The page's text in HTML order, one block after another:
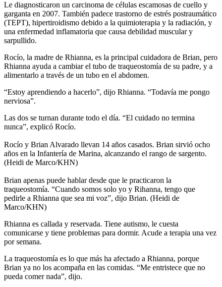
Le diagnosticaron un carcinoma de células escamosas de cuello y
garganta en 2007. También padece trastorno de estrés postraumático
(TEPT), hipertiroidismo debido a la quimioterapia y la radiación, y
una enfermedad inflamatoria que causa debilidad muscular y
sarpullido.
Rocío, la madre de Rhianna, es la principal cuidadora de Brian, pero
Rhianna ayuda a cambiar el tubo de traqueostomía de su padre, y a
alimentarlo a través de un tubo en el abdomen.
“Estoy aprendiendo a hacerlo”, dijo Rhianna. “Todavía me pongo
nerviosa”.
Las dos se turnan durante todo el día. “El cuidado no termina
nunca”, explicó Rocío.
Rocío y Brian Alvarado llevan 14 años casados. Brian sirvió ocho
años en la Infantería de Marina, alcanzando el rango de sargento.
(Heidi de Marco/KHN)
Brian apenas puede hablar desde que le practicaron la
traqueostomía. “Cuando somos solo yo y Rihanna, tengo que
pedirle a Rhianna que sea mi voz”, dijo Brian. (Heidi de
Marco/KHN)
Rhianna es callada y reservada. Tiene autismo, le cuesta
comunicarse y tiene problemas para dormir. Acude a terapia una vez
por semana.
La traqueostomía es lo que más ha afectado a Rhianna, porque
Brian ya no los acompaña en las comidas. “Me entristece que no
pueda comer nada”, dijo.